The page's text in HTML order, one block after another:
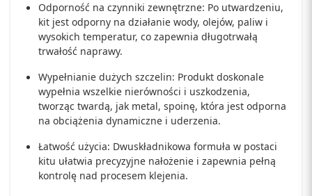
Odporność na czynniki zewnętrzne: Po utwardzeniu,
kit jest odporny na działanie wody, olejów, paliw i
wysokich temperatur, co zapewnia długotrwałą
trwałość naprawy.
Wypełnianie dużych szczelin: Produkt doskonale
wypełnia wszelkie nierówności i uszkodzenia,
tworząc twardą, jak metal, spoinę, która jest odporna
na obciążenia dynamiczne i uderzenia.
Łatwość użycia: Dwuskładnikowa formuła w postaci
kitu ułatwia precyzyjne nałożenie i zapewnia pełną
kontrolę nad procesem klejenia.